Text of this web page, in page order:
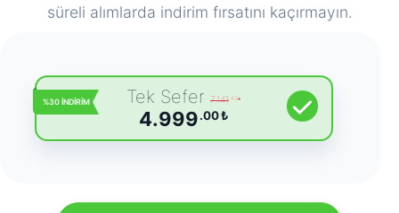
süreli alımlarda indirim fırsatını kaçırmayın.
%30 İNDİRİM Tek Sefer 7.141 .43₺
4.999.00₺